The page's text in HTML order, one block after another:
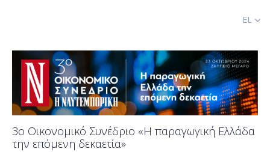
EL
3ο Οικονομικό Συνέδριο «Η παραγωγική Ελλάδα
την επόμενη δεκαετία»